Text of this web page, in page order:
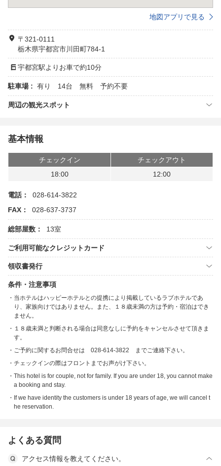
地図アプリで見る
〒321-0111
栃木県宇都宮市川田町784-1
宇都宮駅よりお車で約10分
駐車場 : 有り 14台 無料 予約不要
周辺の観光スポット
基本情報
チェックイン
チェックアウト
18:00
12:00
電話：
028-614-3822
FAX：
028-637-3737
総部屋数： 13室
ご利用可能なクレジットカード
領収書発行
条件・注意事項
当ホテルはハッピーホテルとの提携により掲載しているラブホテルであ
り、家族向けではありません。また、１８歳未満の方は予約・宿泊はでき
ません。
１８歳未満と判断される場合は同意なしに予約をキャンセルさせて頂きま
す。
ご予約に関するお問合せは 028-614-3822 までご連絡下さい。
チェックインの際はフロントまでお声がけ下さい。
This hotel is for couple, not for family. If you are under 18, you cannot make
a booking and stay.
If we have identity the customers is under 18 years of age, we will cancel t
he reservation.
よくある質問
アクセス情報を教えてください。